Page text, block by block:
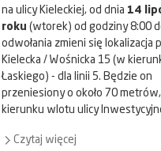
na ulicy Kieleckiej, od dnia 14
roku (wtorek) od godziny 8:00
odwołania zmieni się lokalizacja
Kielecka / Wośnicka 15 (w
Łaskiego) - dla linii 5. Będzie on
przeniesiony o około 70
kierunku wlotu ulicy
Czytaj więcej